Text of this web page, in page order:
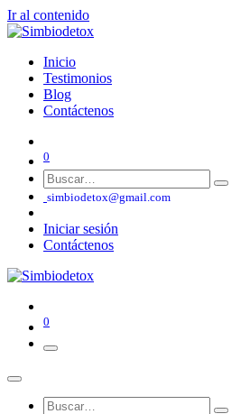
Ir al contenido
Inicio
Testimonios
Blog
Contáctenos
0
simbiodetox@gmail.com
Iniciar sesión
Contáctenos
0